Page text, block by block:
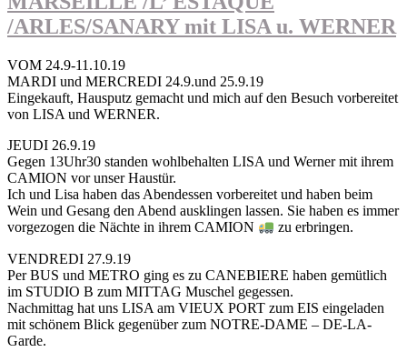
/ARLES/SANARY mit LISA u. WERNER
VOM 24.9-11.10.19
MARDI und MERCREDI 24.9.und 25.9.19
Eingekauft, Hausputz gemacht und mich auf den Besuch vorbereitet
von LISA und WERNER.
JEUDI 26.9.19
Gegen 13Uhr30 standen wohlbehalten LISA und Werner mit ihrem
CAMION vor unser Haustür.
Ich und Lisa haben das Abendessen vorbereitet und haben beim
Wein und Gesang den Abend ausklingen lassen. Sie haben es immer
vorgezogen die Nächte in ihrem CAMION
zu erbringen.
VENDREDI 27.9.19
Per BUS und METRO ging es zu CANEBIERE haben gemütlich
im STUDIO B zum MITTAG Muschel gegessen.
Nachmittag hat uns LISA am VIEUX PORT zum EIS eingeladen
mit schönem Blick gegenüber zum NOTRE-DAME – DE-LA-
Garde.